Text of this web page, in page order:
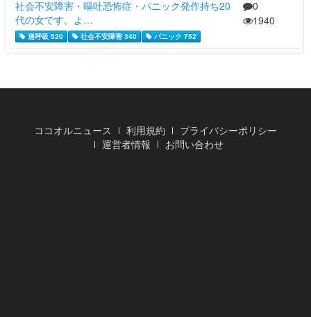
社会不安障害・嘔吐恐怖症・パニック発作持ち20
代の女です。よ…
過呼吸 520 社会不安障害 340 パニック 752
0
1940
ココオルニュース 利用規約
プライバシーポリシー
運営者情報
お問い合わせ